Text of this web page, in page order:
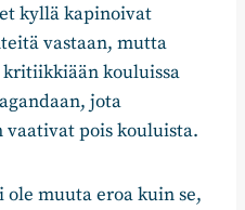
kyllä kapinoivat
vastaan, mutta
kouluissa
jota
pois kouluista.
muuta eroa kuin se,